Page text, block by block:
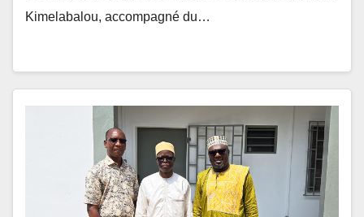
Kimelabalou, accompagné du…